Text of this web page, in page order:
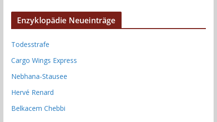
Enzyklopädie Neueinträge
Todesstrafe
Cargo Wings Express
Nebhana-Stausee
Hervé Renard
Belkacem Chebbi